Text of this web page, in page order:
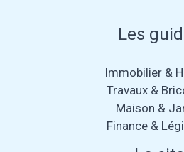
Les
Immobilier &
Travaux &
Maison &
Finance &